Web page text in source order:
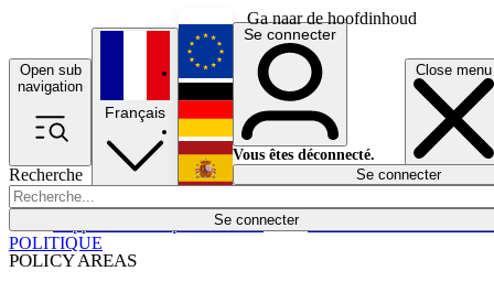
Ga naar de hoofdinhoud
Open sub
navigation
Close menu
Recherche
Se connecter
POLICY AREAS
Économie
Français
English
Deutsch
Español
Se connecter
Vous êtes déconnecté.
Se connecter
POLITIQUE